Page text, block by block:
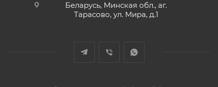
Беларусь, Минская обл., аг.
Тарасово, ул. Мира, д.1